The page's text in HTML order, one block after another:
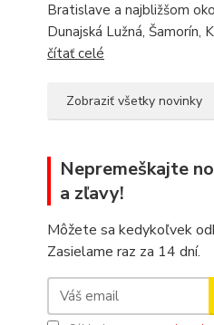
Bratislave a najbližšom
Dunajská Lužná, Šamorín,
čítať celé
Zobraziť všetky novinky
Nepremeškajte
a zľavy!
Môžete sa kedykoľvek
Zasielame raz za 14 dní.